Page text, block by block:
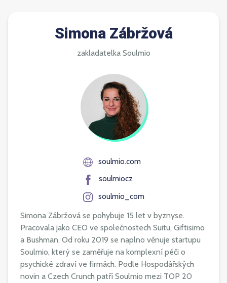
Simona Zábržová
zakladatelka Soulmio
soulmio.com
soulmiocz
soulmio_com
Simona Zábržová se pohybuje 15 let v byznyse.
Pracovala jako CEO ve společnostech Suitu, Giftisimo
a Bushman. Od roku 2019 se naplno věnuje startupu
Soulmio, který se zaměřuje na komplexní péči o
psychické zdraví ve firmách. Podle Hospodářských
novin a Czech Crunch patří Soulmio mezi TOP 20